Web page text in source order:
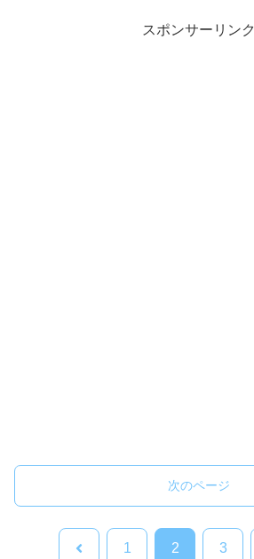
スポンサーリンク
次のページ
前 1 2 3